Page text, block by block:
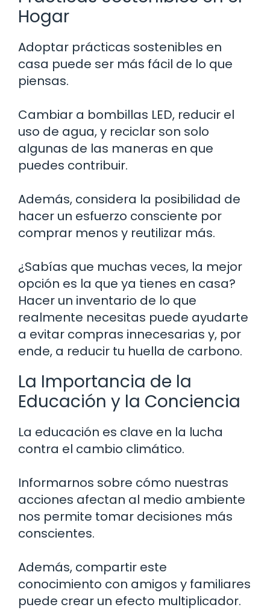
Hogar
Adoptar prácticas sostenibles en
casa puede ser más fácil de lo que
piensas.
Cambiar a bombillas LED, reducir el
uso de agua, y reciclar son solo
algunas de las maneras en que
puedes contribuir.
Además, considera la posibilidad de
hacer un esfuerzo consciente por
comprar menos y reutilizar más.
¿Sabías que muchas veces, la mejor
opción es la que ya tienes en casa?
Hacer un inventario de lo que
realmente necesitas puede ayudarte
a evitar compras innecesarias y, por
ende, a reducir tu huella de carbono.
La Importancia de la
Educación y la Conciencia
La educación es clave en la lucha
contra el cambio climático.
Informarnos sobre cómo nuestras
acciones afectan al medio ambiente
nos permite tomar decisiones más
conscientes.
Además, compartir este
conocimiento con amigos y familiares
puede crear un efecto multiplicador.